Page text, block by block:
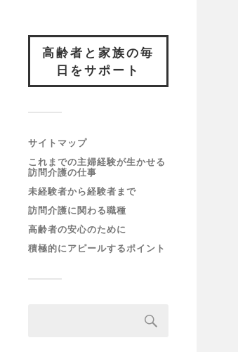
高齢者と家族の毎
日をサポート
サイトマップ
これまでの主婦経験が生かせる
訪問介護の仕事
未経験者から経験者まで
訪問介護に関わる職種
高齢者の安心のために
積極的にアピールするポイント